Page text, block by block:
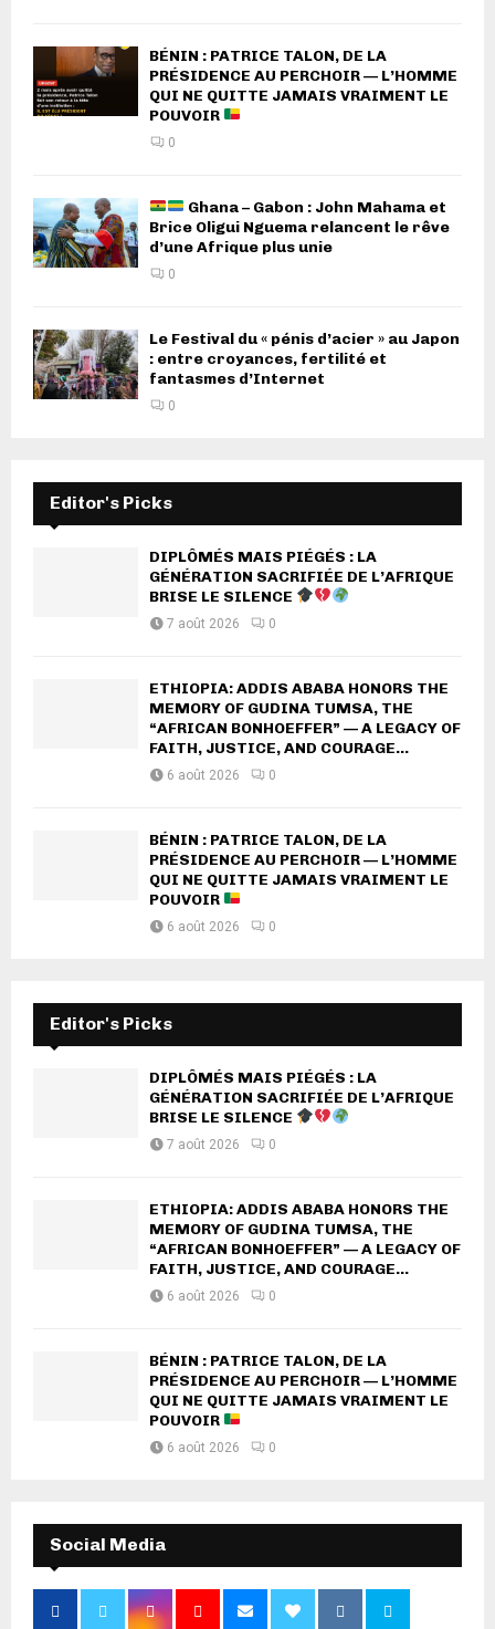
BÉNIN : PATRICE TALON, DE LA
PRÉSIDENCE AU PERCHOIR — L’HOMME
QUI NE QUITTE JAMAIS VRAIMENT LE
POUVOIR
0
Ghana – Gabon : John Mahama et
Brice Oligui Nguema relancent le rêve
d’une Afrique plus unie
0
Le Festival du « pénis d’acier » au Japon
: entre croyances, fertilité et
fantasmes d’Internet
0
Editor's Picks
DIPLÔMÉS MAIS PIÉGÉS : LA
GÉNÉRATION SACRIFIÉE DE L’AFRIQUE
BRISE LE SILENCE
7 août 2026 0
ETHIOPIA: ADDIS ABABA HONORS THE
MEMORY OF GUDINA TUMSA, THE
“AFRICAN BONHOEFFER” — A LEGACY OF
FAITH, JUSTICE, AND COURAGE...
6 août 2026 0
BÉNIN : PATRICE TALON, DE LA
PRÉSIDENCE AU PERCHOIR — L’HOMME
QUI NE QUITTE JAMAIS VRAIMENT LE
POUVOIR
6 août 2026 0
Editor's Picks
DIPLÔMÉS MAIS PIÉGÉS : LA
GÉNÉRATION SACRIFIÉE DE L’AFRIQUE
BRISE LE SILENCE
7 août 2026 0
ETHIOPIA: ADDIS ABABA HONORS THE
MEMORY OF GUDINA TUMSA, THE
“AFRICAN BONHOEFFER” — A LEGACY OF
FAITH, JUSTICE, AND COURAGE...
6 août 2026 0
BÉNIN : PATRICE TALON, DE LA
PRÉSIDENCE AU PERCHOIR — L’HOMME
QUI NE QUITTE JAMAIS VRAIMENT LE
POUVOIR
6 août 2026 0
Social Media